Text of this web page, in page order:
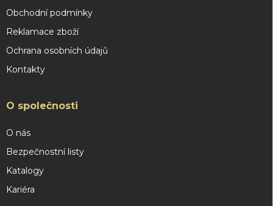
Obchodní podmínky
Reklamace zboží
Ochrana osobních údajů
Kontakty
O společnosti
O nás
Bezpečnostní listy
Katalogy
Kariéra